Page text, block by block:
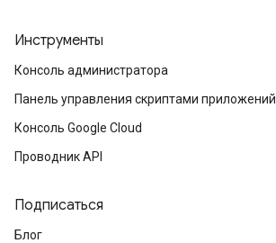
Инструменты
Консоль администратора
Панель управления скриптами приложений
Консоль Google Cloud
Проводник API
Подписаться
Блог